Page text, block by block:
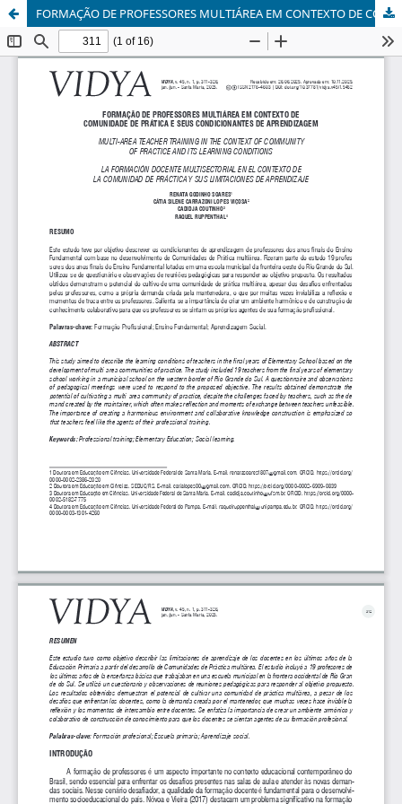
FORMAÇÃO DE PROFESSORES MULTIÁREA EM CONTEXTO DE COMUNIDADE DE PRÁTICA E SEUS CONDICIONANTES DE APRENDIZAGEM